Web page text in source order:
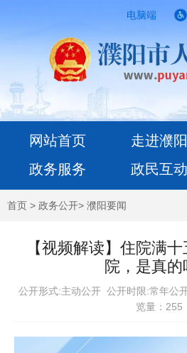
电脑端
网站首页 走进濮阳
政务服务
政民互动
首页 > 政务公开> 濮阳要闻
【视频解读】住院满
院，是真的
公开形式:主动公开 公开时限:常年公
览量： 255